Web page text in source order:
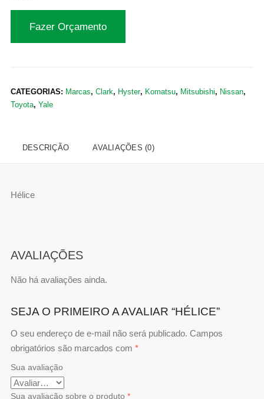
Fazer Orçamento
CATEGORIAS: Marcas, Clark, Hyster, Komatsu, Mitsubishi, Nissan,
Toyota, Yale
DESCRIÇÃO AVALIAÇÕES (0)
Hélice
AVALIAÇÕES
Não há avaliações ainda.
SEJA O PRIMEIRO A AVALIAR “HÉLICE”
O seu endereço de e-mail não será publicado. Campos
obrigatórios são marcados com *
Sua avaliação
Sua avaliação sobre o produto *